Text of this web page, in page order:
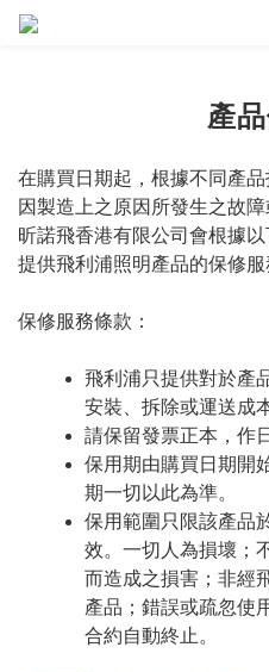
產
在購買日期起，根據不同產
因製造上之原因所發生之故
昕諾飛香港有限公司會根據
提供飛利浦照明產品的保修服
保修服務條款：
飛利浦只提供對於產
安裝、拆除或運送成
請保留發票正本，作
保用期由購買日期開
期一切以此為準。
保用範圍只限該產品
效。一切人為損壞；
而造成之損害；非經
產品；錯誤或疏忽使
合約自動終止。